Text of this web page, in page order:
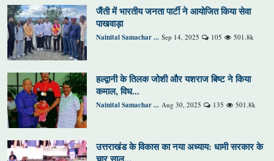
जैंती में भारतीय जनता पार्टी ने आयोजित किया सेवा
पाखवाड़ा
Nainital Samachar ... Sep 14, 2025 105 501.8k
हल्द्वानी के तिलक जोशी और यशराज बिष्ट ने किया
कमाल, विध...
Nainital Samachar ... Aug 30, 2025 135 501.8k
उत्तराखंड के विकास का नया अध्याय: धामी सरकार के